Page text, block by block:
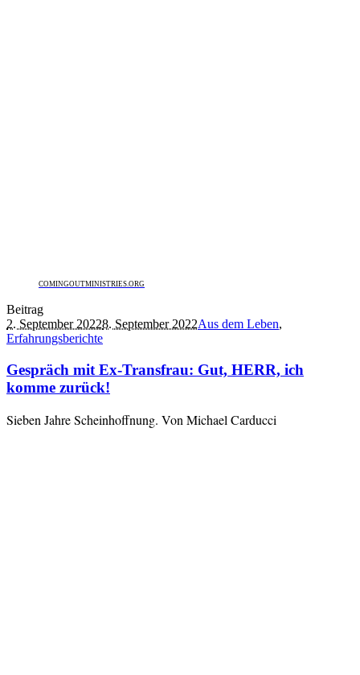
COMINGOUTMINISTRIES.ORG
Beitrag
2. September 20228. September 2022Aus dem Leben,
Erfahrungsberichte
Gespräch mit Ex-Transfrau: Gut, HERR, ich
komme zurück!
Sieben Jahre Scheinhoffnung. Von Michael Carducci